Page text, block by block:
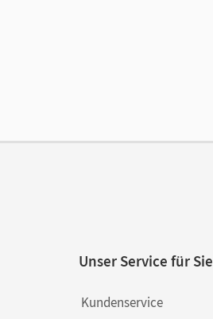
Unser Service für Sie
Kundenservice